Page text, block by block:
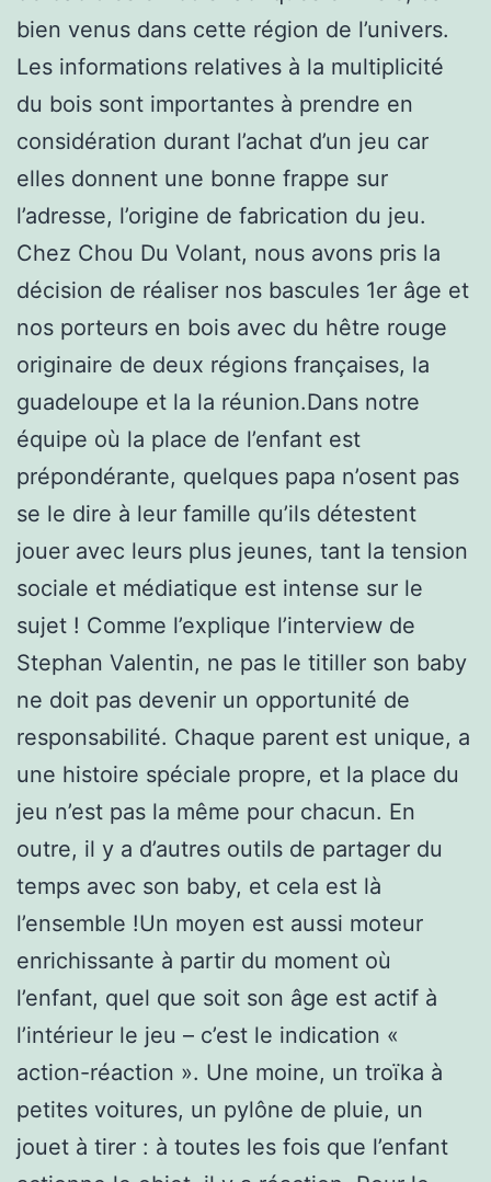
bien venus dans cette région de l’univers.
Les informations relatives à la multiplicité
du bois sont importantes à prendre en
considération durant l’achat d’un jeu car
elles donnent une bonne frappe sur
l’adresse, l’origine de fabrication du jeu.
Chez Chou Du Volant, nous avons pris la
décision de réaliser nos bascules 1er âge et
nos porteurs en bois avec du hêtre rouge
originaire de deux régions françaises, la
guadeloupe et la la réunion.Dans notre
équipe où la place de l’enfant est
prépondérante, quelques papa n’osent pas
se le dire à leur famille qu’ils détestent
jouer avec leurs plus jeunes, tant la tension
sociale et médiatique est intense sur le
sujet ! Comme l’explique l’interview de
Stephan Valentin, ne pas le titiller son baby
ne doit pas devenir un opportunité de
responsabilité. Chaque parent est unique, a
une histoire spéciale propre, et la place du
jeu n’est pas la même pour chacun. En
outre, il y a d’autres outils de partager du
temps avec son baby, et cela est là
l’ensemble !Un moyen est aussi moteur
enrichissante à partir du moment où
l’enfant, quel que soit son âge est actif à
l’intérieur le jeu – c’est le indication «
action-réaction ». Une moine, un troïka à
petites voitures, un pylône de pluie, un
jouet à tirer : à toutes les fois que l’enfant